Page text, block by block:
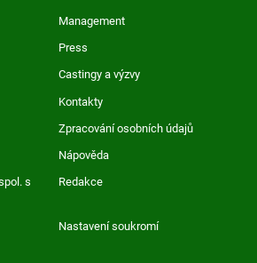
Management
Press
Castingy a výzvy
Kontakty
Zpracování osobních údajů
Nápověda
s
Redakce
Nastavení soukromí